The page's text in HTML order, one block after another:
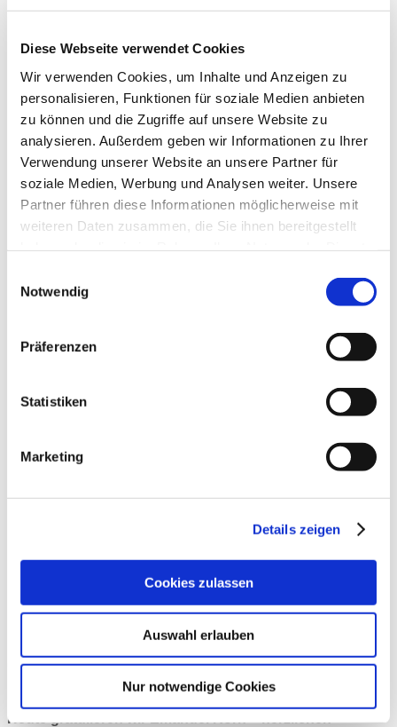
Diese Webseite verwendet Cookies
Wir verwenden Cookies, um Inhalte und Anzeigen zu
personalisieren, Funktionen für soziale Medien anbieten
zu können und die Zugriffe auf unsere Website zu
analysieren. Außerdem geben wir Informationen zu Ihrer
Verwendung unserer Website an unsere Partner für
soziale Medien, Werbung und Analysen weiter. Unsere
Partner führen diese Informationen möglicherweise mit
weiteren Daten zusammen, die Sie ihnen bereitgestellt
Notwendig
Präferenzen
Statistiken
Marketing
Details zeigen
Cookies zulassen
Auswahl erlauben
Nur notwendige Cookies
Berufserfahrene
Schüler
Ansprechpartner
Referenzen
Hochbau
Schlüsselfertig-Bau
Betonfertigteile
Architekturbeton
Bauen im Bestand
Downloads
Kontakt
Aktuelles
Herzliche
Glückwünsche an
Richard Fischhold
Unser neuer Vorarbeiter im Hochbau
Gleich vier Mitarbeiter haben ihre Fortbildungen erst vor
Kurzem erfolgreich abgeschlossen:
Heute gratulieren wir Emanuel Korn – herzlichen